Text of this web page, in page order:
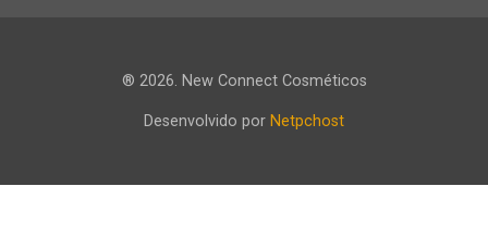
® 2026. New Connect Cosméticos
Desenvolvido por Netpchost